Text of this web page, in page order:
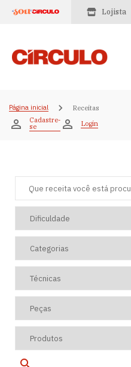
Lojista
Página inicial
Receitas
Cadastre-
se Login